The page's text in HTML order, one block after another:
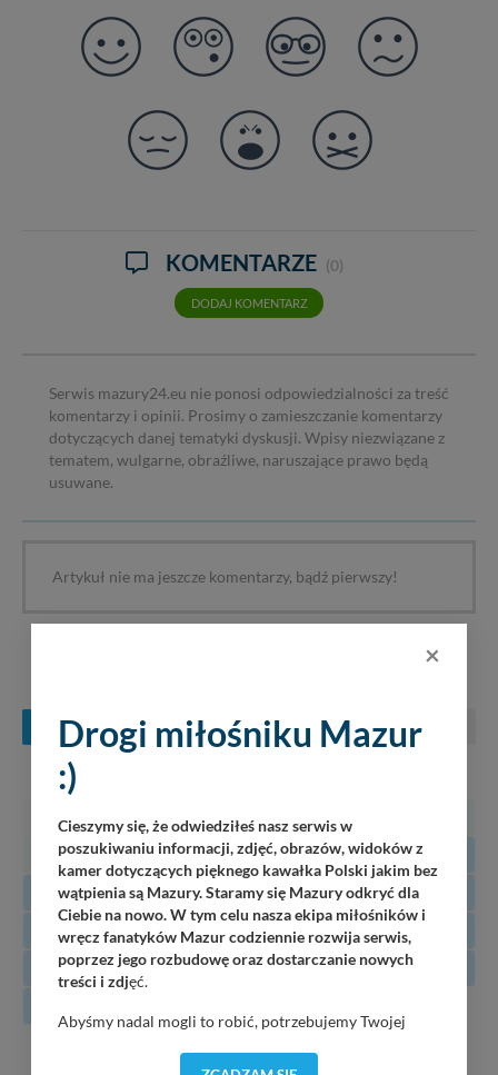
KOMENTARZE (0)
DODAJ KOMENTARZ
Serwis mazury24.eu nie ponosi odpowiedzialności za treść
komentarzy i opinii. Prosimy o zamieszczanie komentarzy
dotyczących danej tematyki dyskusji. Wpisy niezwiązane z
tematem, wulgarne, obraźliwe, naruszające prawo będą
usuwane.
Artykuł nie ma jeszcze komentarzy, bądź pierwszy!
KONCERTY NA MAZURACH
SIERPIEŃ WRZESIEŃ PAŹDZIERNIK
PN
27 29 30
3
4 5 6 7 8
10
11 12 13 14 15
17
18 19 20 21 22
24
25 26 27 28 29
Martinz Band
×
Drogi miłośniku Mazur
:)
Cieszymy się, że odwiedziłeś nasz serwis w
poszukiwaniu informacji, zdjęć, obrazów, widoków z
kamer dotyczących pięknego kawałka Polski jakim bez
wątpienia są Mazury. Staramy się Mazury odkryć dla
Ciebie na nowo. W tym celu nasza ekipa miłośników i
wręcz fanatyków Mazur codziennie rozwija serwis,
poprzez jego rozbudowę oraz dostarczanie nowych
treści i zdjęć.
Abyśmy nadal mogli to robić, potrzebujemy Twojej
dostosować do Twoich preferencji. Twoje dane (w tym